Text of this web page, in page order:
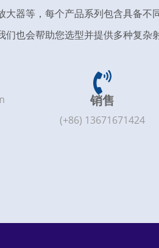
大器等，每个产品系列包含具备不
也会帮助您选型并提供多种复杂
销售
(+86) 13671671424